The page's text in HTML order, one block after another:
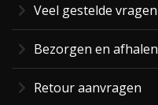
Veel gestelde vragen
Bezorgen en afhalen
Retour aanvragen